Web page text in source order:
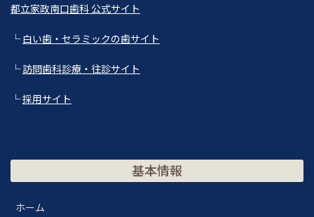
都立家政南口歯科 公式サイト
└白い歯・セラミックの歯サイト
└訪問歯科診療・往診サイト
└採用サイト
基本情報
ホーム